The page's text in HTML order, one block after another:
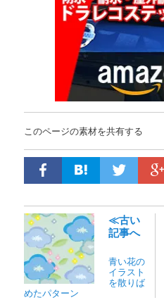
このページの素材を共有する
≪古い
記事へ
青い花の
イラスト
を散りば
めたパターン